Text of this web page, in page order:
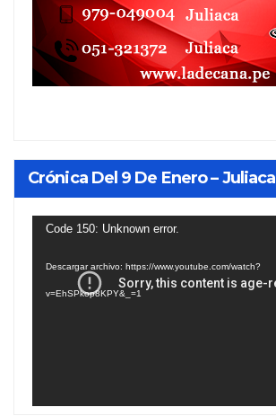
Crónica Del 9 De Enero – Juliaca
Reproductor
Code 150: Unknown error.
Descargar archivo: https://www.youtube.com/watch?
v=EhSPkop8KPY&_=1